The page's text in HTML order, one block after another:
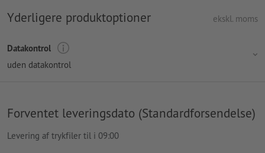
Yderligere produktoptioner ekskl. moms
Datakontrol
uden datakontrol
Forventet leveringsdato (Standardforsendelse)
Levering af trykfiler til i 09:00